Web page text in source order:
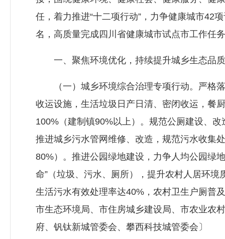
任，着力推进“十二项行动”，力争健康城市42
名，高质量完成四川省健康城市试点市工作任
一、聚焦环境优化，持续提升城乡生态品质
（一）城乡环境综合治理专项行动。严格落
收运设施，生活垃圾日产日清、密闭收运，餐
100%（建制镇90%以上）。规范公厕建设、
推进城乡污水管网维修、改造，规范污水收集
80%）。推进公园绿地建设，力争人均公园绿
命”（垃圾、污水、厕所），提升农村人居环
生活污水有效处理率达40%，农村卫生户厕普
市生态环境局、市住房城乡建设局、市农业农
府、钒钛新城管委会、攀西科技城管委会〕